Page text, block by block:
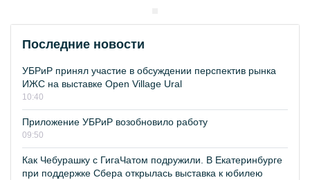
Последние новости
УБРиР принял участие в обсуждении перспектив рынка
ИЖС на выставке Open Village Ural
10:40
Приложение УБРиР возобновило работу
09:50
Как Чебурашку с ГигаЧатом подружили. В Екатеринбурге
при поддержке Сбера открылась выставка к юбилею